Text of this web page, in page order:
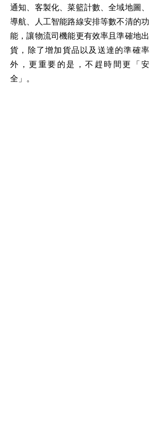
通知、客製化、菜籃計數、全域地圖、
導航、人工智能路線安排等數不清的功
能，讓物流司機能更有效率且準確地出
貨，除了增加貨品以及送達的準確率
外，更重要的是，不趕時間更「安
全」。